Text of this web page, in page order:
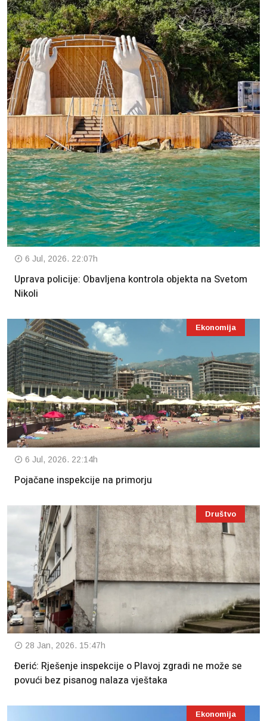
6 Jul, 2026. 22:07h
Uprava policije: Obavljena kontrola objekta na Svetom
Nikoli
Ekonomija
6 Jul, 2026. 22:14h
Pojačane inspekcije na primorju
Društvo
28 Jan, 2026. 15:47h
Đerić: Rješenje inspekcije o Plavoj zgradi ne može se
povući bez pisanog nalaza vještaka
Ekonomija